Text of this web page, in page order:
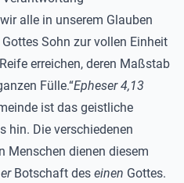
alle in unserem Glauben
Sohn zur vollen Einheit
erreichen, deren Maßstab
Fülle.“Epheser 4,13
ist das geistliche
hin. Die verschiedenen
Menschen dienen diesem
Botschaft des einen Gottes.